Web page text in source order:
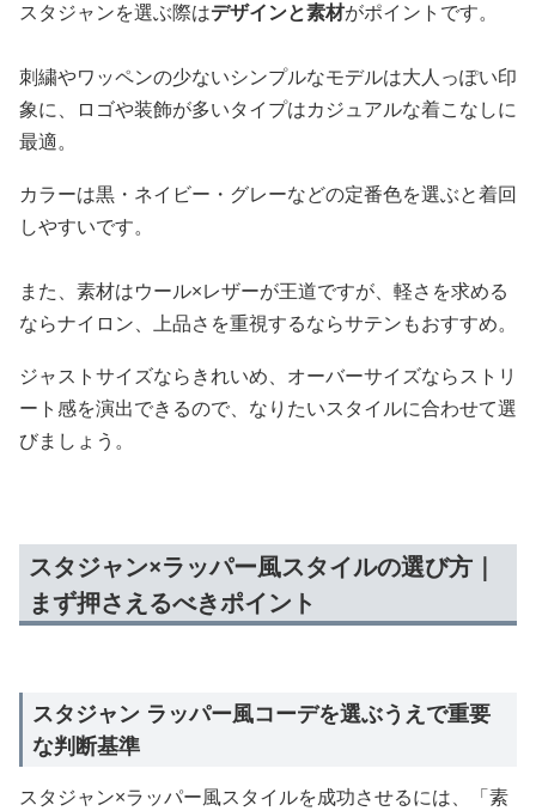
スタジャンを選ぶ際はデザインと素材がポイントです。
刺繍やワッペンの少ないシンプルなモデルは大人っぽい印
象に、ロゴや装飾が多いタイプはカジュアルな着こなしに
最適。
カラーは黒・ネイビー・グレーなどの定番色を選ぶと着回
しやすいです。
また、素材はウール×レザーが王道ですが、軽さを求める
ならナイロン、上品さを重視するならサテンもおすすめ。
ジャストサイズならきれいめ、オーバーサイズならストリ
ート感を演出できるので、なりたいスタイルに合わせて選
びましょう。
スタジャン×ラッパー風スタイルの選び方｜
まず押さえるべきポイント
スタジャン ラッパー風コーデを選ぶうえで重要
な判断基準
スタジャン×ラッパー風スタイルを成功させるには、「素